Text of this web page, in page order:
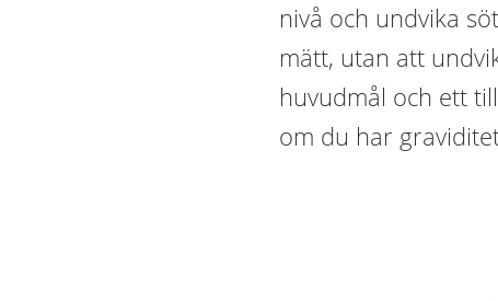
nivå och undvika
mätt, utan att
huvudmål och ett
om du har